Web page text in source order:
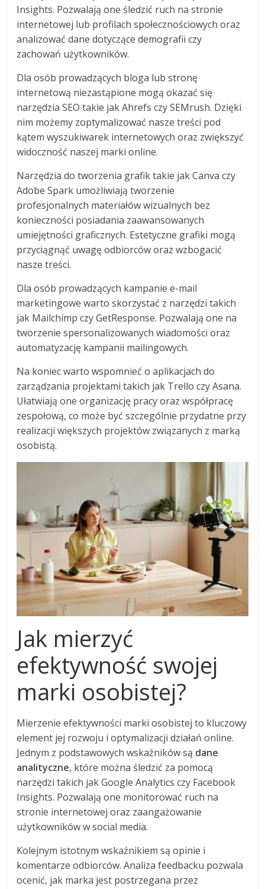
Insights. Pozwalają one śledzić ruch na stronie
internetowej lub profilach społecznościowych oraz
analizować dane dotyczące demografii czy
zachowań użytkowników.
Dla osób prowadzących bloga lub stronę
internetową niezastąpione mogą okazać się
narzędzia SEO takie jak Ahrefs czy SEMrush. Dzięki
nim możemy zoptymalizować nasze treści pod
kątem wyszukiwarek internetowych oraz zwiększyć
widoczność naszej marki online.
Narzędzia do tworzenia grafik takie jak Canva czy
Adobe Spark umożliwiają tworzenie
profesjonalnych materiałów wizualnych bez
konieczności posiadania zaawansowanych
umiejętności graficznych. Estetyczne grafiki mogą
przyciągnąć uwagę odbiorców oraz wzbogacić
nasze treści.
Dla osób prowadzących kampanie e-mail
marketingowe warto skorzystać z narzędzi takich
jak Mailchimp czy GetResponse. Pozwalają one na
tworzenie spersonalizowanych wiadomości oraz
automatyzację kampanii mailingowych.
Na koniec warto wspomnieć o aplikacjach do
zarządzania projektami takich jak Trello czy Asana.
Ułatwiają one organizację pracy oraz współpracę
zespołową, co może być szczególnie przydatne przy
realizacji większych projektów związanych z marką
osobistą.
Jak mierzyć
efektywność swojej
marki osobistej?
Mierzenie efektywności marki osobistej to kluczowy
element jej rozwoju i optymalizacji działań online.
Jednym z podstawowych wskaźników są dane
analityczne, które można śledzić za pomocą
narzędzi takich jak Google Analytics czy Facebook
Insights. Pozwalają one monitorować ruch na
stronie internetowej oraz zaangażowanie
użytkowników w social media.
Kolejnym istotnym wskaźnikiem są opinie i
komentarze odbiorców. Analiza feedbacku pozwala
ocenić, jak marka jest postrzegana przez